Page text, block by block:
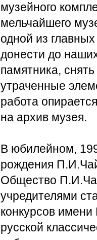
музейного
мельчайшего
одной из
донести до
памятника,
утраченные
работа
на архив музея.
В юбилейном,
рождения
Общество
учредителями
конкурсов
русской